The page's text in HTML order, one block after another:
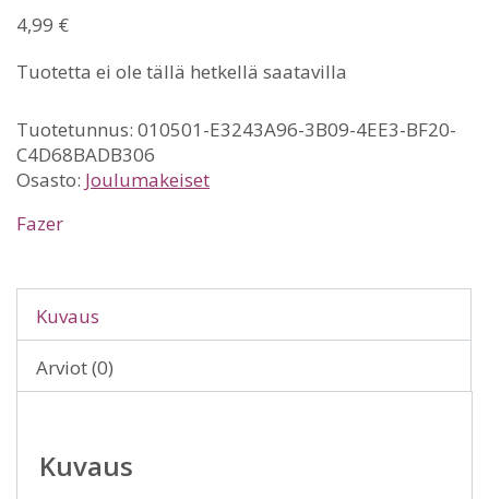
4,99 €
Tuotetta ei ole tällä hetkellä saatavilla
Tuotetunnus: 010501-E3243A96-3B09-4EE3-BF20-
C4D68BADB306
Osasto: Joulumakeiset
Fazer
Kuvaus
Arviot (0)
Kuvaus